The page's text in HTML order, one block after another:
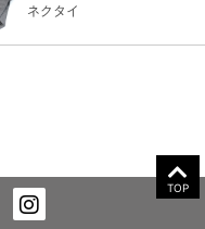
ネクタイ
TOP